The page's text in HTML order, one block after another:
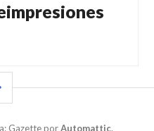
LATERAL
Gazette porAutomattic.